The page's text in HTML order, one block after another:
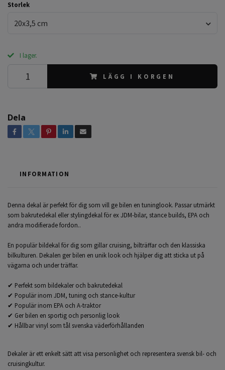
Storlek
20x3,5 cm
I lager.
LÄGG I KORGEN
Dela
INFORMATION
Denna dekal är perfekt för dig som vill ge bilen en tuninglook. Passar utmärkt
som bakrutedekal eller stylingdekal för ex JDM-bilar, stance builds, EPA och
andra modifierade fordon..
En populär bildekal för dig som gillar cruising, bilträffar och den klassiska
bilkulturen. Dekalen ger bilen en unik look och hjälper dig att sticka ut på
vägarna och under träffar.
✔ Perfekt som bildekaler och bakrutedekal
✔ Populär inom JDM, tuning och stance-kultur
✔ Populär inom EPA och A-traktor
✔ Ger bilen en sportig och personlig look
✔ Hållbar vinyl som tål svenska väderförhållanden
Dekaler är ett enkelt sätt att visa personlighet och representera svensk bil- och
cruisingkultur.